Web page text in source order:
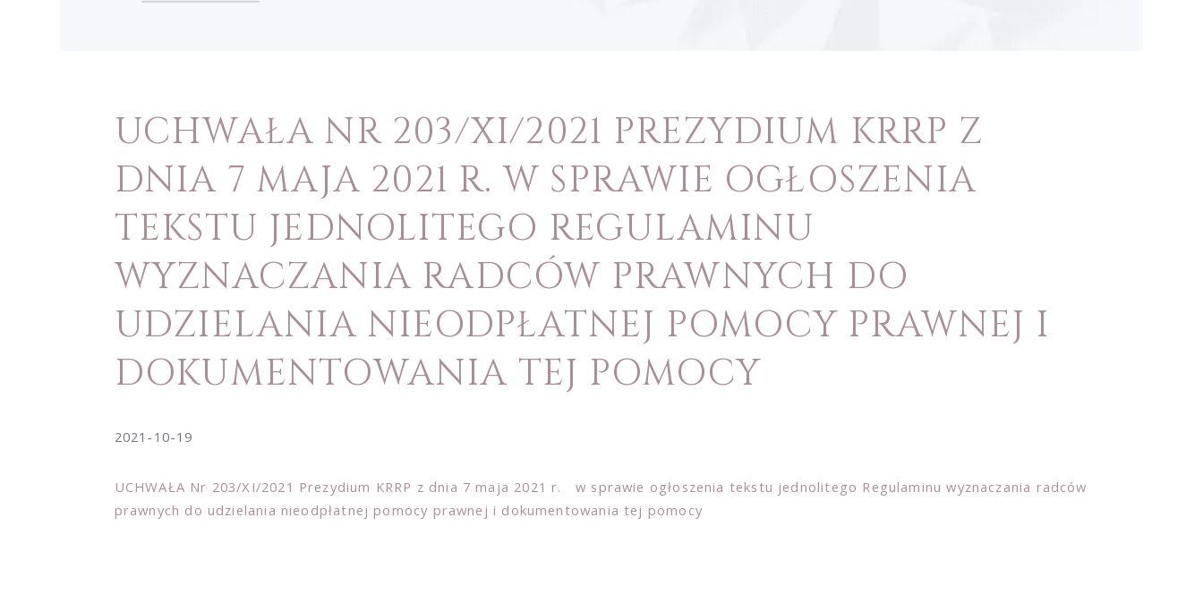
UCHWAŁA NR 203/XI/2021 PREZYDIUM KRRP Z
DNIA 7 MAJA 2021 R. W SPRAWIE OGŁOSZENIA
TEKSTU JEDNOLITEGO REGULAMINU
WYZNACZANIA RADCÓW PRAWNYCH DO
UDZIELANIA NIEODPŁATNEJ POMOCY PRAWNEJ I
DOKUMENTOWANIA TEJ POMOCY
2021-10-19
UCHWAŁA Nr 203/XI/2021 Prezydium KRRP z dnia 7 maja 2021 r. w sprawie ogłoszenia tekstu jednolitego Regulaminu wyznaczania radców
prawnych do udzielania nieodpłatnej pomocy prawnej i dokumentowania tej pomocy